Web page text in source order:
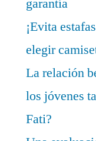
garantía
¡Evita
elegir
La relación
los jóvenes
Fati?